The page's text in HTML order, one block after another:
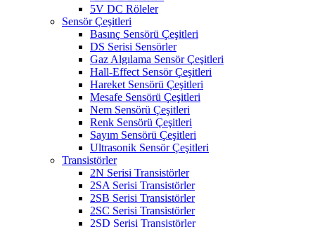
5V DC Röleler
Sensör Çeşitleri
Basınç Sensörü Çeşitleri
DS Serisi Sensörler
Gaz Algılama Sensör Çeşitleri
Hall-Effect Sensör Çeşitleri
Hareket Sensörü Çeşitleri
Mesafe Sensörü Çeşitleri
Nem Sensörü Çeşitleri
Renk Sensörü Çeşitleri
Sayım Sensörü Çeşitleri
Ultrasonik Sensör Çeşitleri
Transistörler
2N Serisi Transistörler
2SA Serisi Transistörler
2SB Serisi Transistörler
2SC Serisi Transistörler
2SD Serisi Transistörler